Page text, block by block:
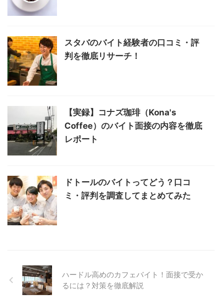
スタバのバイト経験者の口コミ・評
判を徹底リサーチ！
【実録】コナズ珈琲（Kona's
Coffee）のバイト面接の内容を徹底
レポート
ドトールのバイトってどう？口コ
ミ・評判を調査してまとめてみた
ハードル高めのカフェバイト！面接で受か
るには？対策を徹底解説